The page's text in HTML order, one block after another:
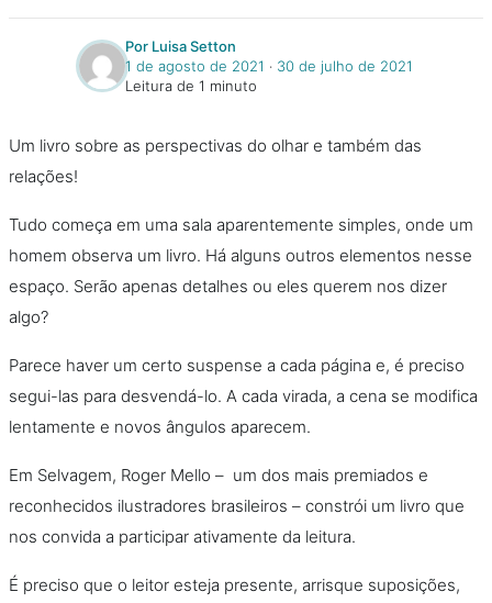
Por Luisa Setton
1 de agosto de 2021 ‧ 30 de julho de 2021
Leitura de 1 minuto
Um livro sobre as perspectivas do olhar e também das
relações!
Tudo começa em uma sala aparentemente simples, onde um
homem observa um livro. Há alguns outros elementos nesse
espaço. Serão apenas detalhes ou eles querem nos dizer
algo?
Parece haver um certo suspense a cada página e, é preciso
segui-las para desvendá-lo. A cada virada, a cena se modifica
lentamente e novos ângulos aparecem.
Em Selvagem, Roger Mello – um dos mais premiados e
reconhecidos ilustradores brasileiros – constrói um livro que
nos convida a participar ativamente da leitura.
É preciso que o leitor esteja presente, arrisque suposições,